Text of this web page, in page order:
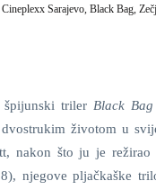
Cineplexx Sarajevo, Black Bag,
triler Black
životom u
nakon što ju je
njegove pljačkaške